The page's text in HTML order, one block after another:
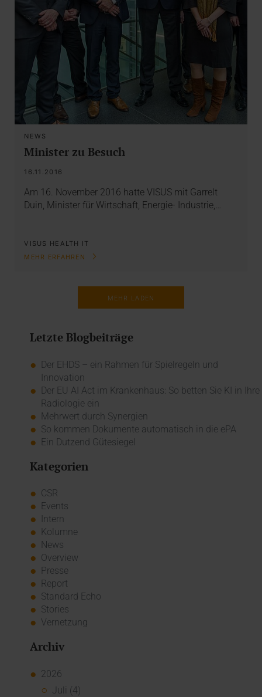
NEWS
Minister zu Besuch
16.11.2016
Am 16. November 2016 hatte VISUS mit Garrelt
Duin, Minister für Wirtschaft, Energie- Industrie,…
VISUS HEALTH IT
MEHR ERFAHREN
MEHR LADEN
Letzte Blogbeiträge
Der EHDS – ein Rahmen für Spielregeln und
Innovation
Der EU AI Act im Krankenhaus: So betten Sie KI in Ihre
Radiologie ein
Mehrwert durch Synergien
So kommen Dokumente automatisch in die ePA
Ein Dutzend Gütesiegel
Kategorien
CSR
Events
Intern
Kolumne
News
Overview
Presse
Report
Standard Echo
Stories
Vernetzung
Archiv
2026
Juli (4)